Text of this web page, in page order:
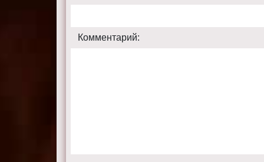
Комментарий: